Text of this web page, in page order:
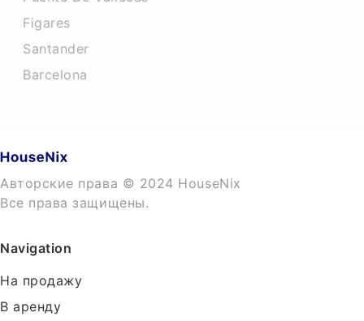
Figares
Santander
Barcelona
Авторские права © 2024 HouseNix
Все права защищены.
Navigation
На продажу
В аренду